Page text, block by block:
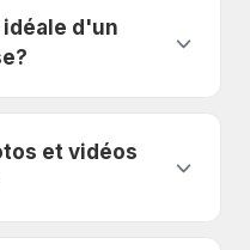
d'un
et vidéos